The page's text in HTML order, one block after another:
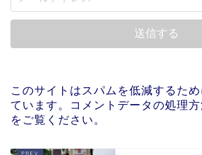
このサイトはスパムを低減するた
ています。
コメントデータの処理
をご覧ください。